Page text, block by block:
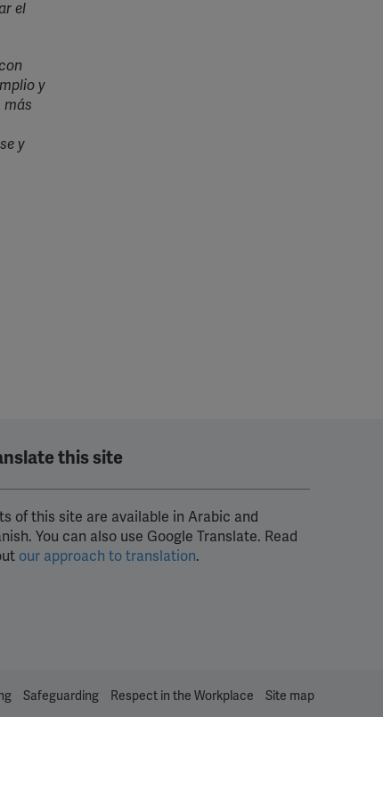
el
y
más
y
this site
of this site are available in Arabic and
You can also use Google Translate. Read
our approach to translation.
Safeguarding Respect in the Workplace Site map